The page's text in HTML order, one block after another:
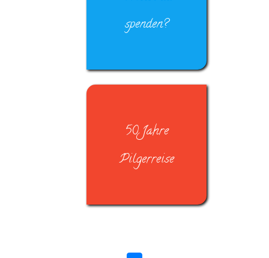
spenden?
50 Jahre
Pilgerreise